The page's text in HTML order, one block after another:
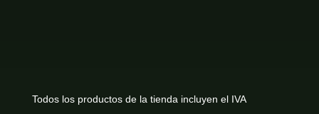
Todos los productos de la tienda incluyen el IVA